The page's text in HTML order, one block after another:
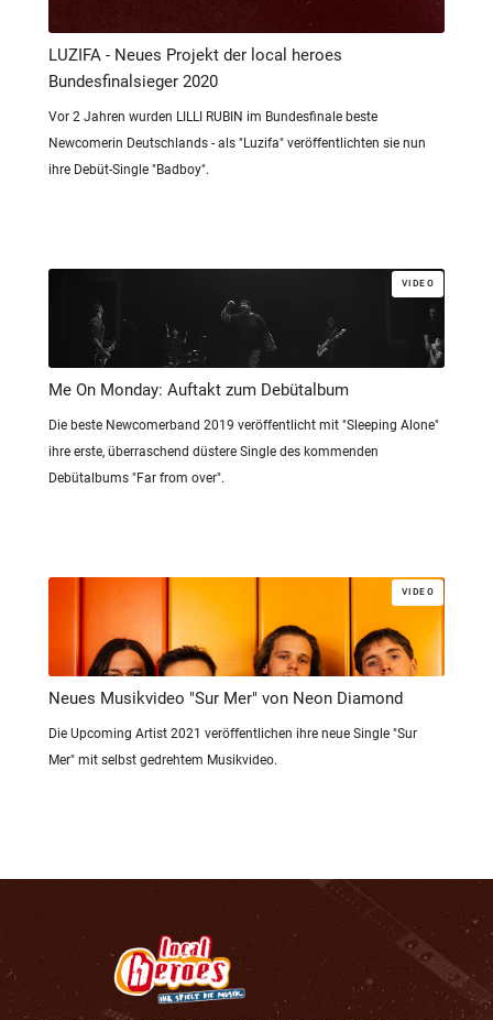
LUZIFA - Neues Projekt der local heroes
Bundesfinalsieger 2020
Vor 2 Jahren wurden LILLI RUBIN im Bundesfinale beste
Newcomerin Deutschlands - als "Luzifa" veröffentlichten sie nun
ihre Debüt-Single "Badboy".
VIDEO
Me On Monday: Auftakt zum Debütalbum
Die beste Newcomerband 2019 veröffentlicht mit "Sleeping Alone"
ihre erste, überraschend düstere Single des kommenden
Debütalbums "Far from over".
VIDEO
Neues Musikvideo "Sur Mer" von Neon Diamond
Die Upcoming Artist 2021 veröffentlichen ihre neue Single "Sur
Mer" mit selbst gedrehtem Musikvideo.